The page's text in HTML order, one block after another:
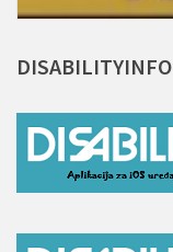
DISABILITYINFO